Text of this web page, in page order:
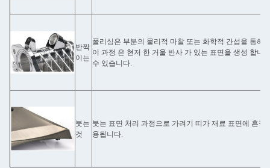
반짝
이는
폴리싱은 부분의 물리적 마찰 또는 화학적 간섭을 통해
이 과정 은 현저 한 거울 반사 가 있는 표면을 생성 합니
수 있습니다.
붓는
것
붓는 표면 처리 과정으로 가려기 띠가 재료 표면에 흔
용됩니다.